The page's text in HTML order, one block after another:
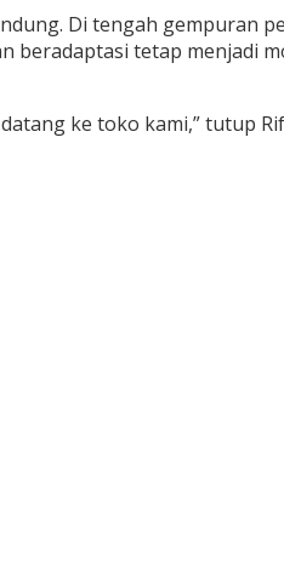
Di tengah gempuran
beradaptasi tetap menjadi
ke toko kami,” tutup